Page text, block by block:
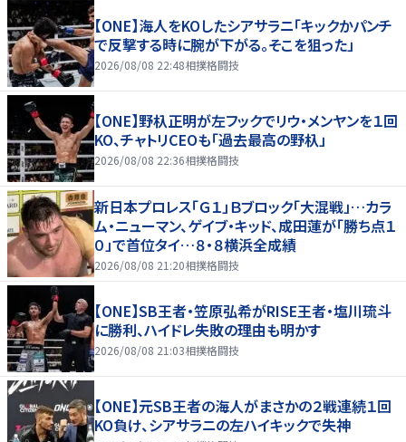
【ONE】海人をKOしたシアサラニ「キックかパンチ
で反撃する時に腕が下がる。そこを狙った」
2026/08/08 22:48相撲格闘技
【ONE】野杁正明が左フックでリウ・メンヤンを１回
KO、チャトリCEOも「過去最高の野杁」
2026/08/08 22:36相撲格闘技
新日本プロレス「Ｇ１」Ｂブロック「大混戦」…カラ
ム・ニューマン、ゲイブ・キッド、成田蓮が「勝ち点１
０」で首位タイ…８・８横浜全成績
2026/08/08 21:20相撲格闘技
【ONE】SB王者・笠原弘希がRISE王者・塩川琉斗
に勝利、ハイドレ失敗の理由も明かす
2026/08/08 21:03相撲格闘技
【ONE】元SB王者の海人がまさかの２戦連続１回
KO負け、シアサラニの左ハイキックで失神